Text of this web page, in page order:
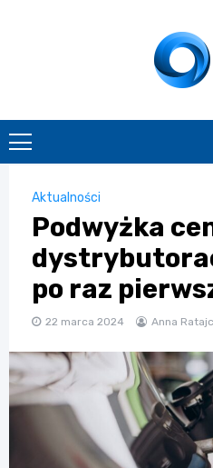
Aktualności
Podwyżka
po raz
22 marca 2024 Anna